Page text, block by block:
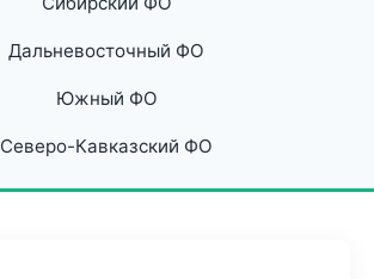
Дальневосточный ФО
Южный ФО
Северо-Кавказский ФО